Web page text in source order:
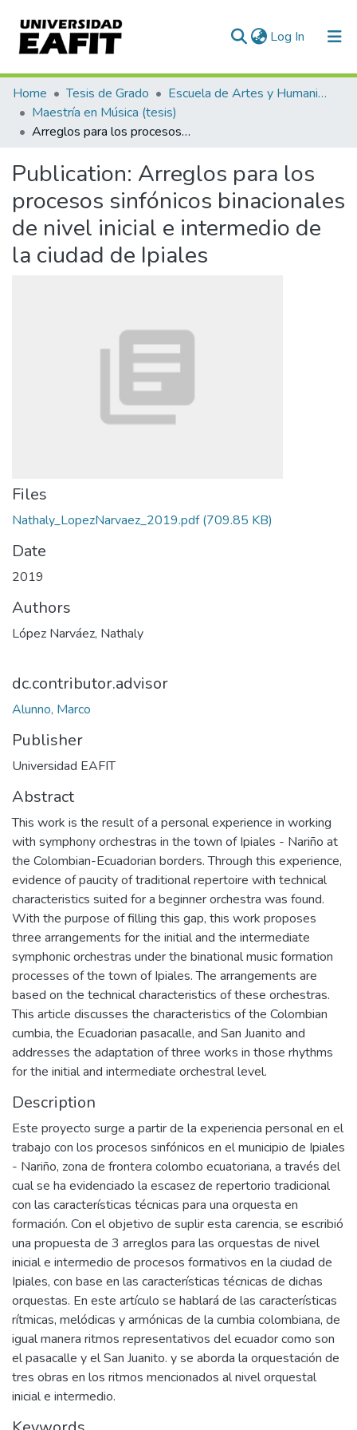
Log In (current)
Communities & Collections
All of DSpace
Home Tesis de Grado
Escuela de Artes y Humanidades
Maestría en Música (tesis)
Arreglos para los procesos sinfónicos binacionales de nivel inicial e intermedio de la ciudad de Ipiales
Publication: Arreglos para los
procesos sinfónicos binacionales
de nivel inicial e intermedio de
la ciudad de Ipiales
Files
Nathaly_LopezNarvaez_2019.pdf(709.85 KB)
Date
2019
Authors
López Narváez, Nathaly
dc.contributor.advisor
Alunno, Marco
Publisher
Universidad EAFIT
Abstract
This work is the result of a personal experience in working
with symphony orchestras in the town of Ipiales - Nariño at
the Colombian-Ecuadorian borders. Through this experience,
evidence of paucity of traditional repertoire with technical
characteristics suited for a beginner orchestra was found.
With the purpose of filling this gap, this work proposes
three arrangements for the initial and the intermediate
symphonic orchestras under the binational music formation
processes of the town of Ipiales. The arrangements are
based on the technical characteristics of these orchestras.
This article discusses the characteristics of the Colombian
cumbia, the Ecuadorian pasacalle, and San Juanito and
addresses the adaptation of three works in those rhythms
for the initial and intermediate orchestral level.
Description
Este proyecto surge a partir de la experiencia personal en el
trabajo con los procesos sinfónicos en el municipio de Ipiales
- Nariño, zona de frontera colombo ecuatoriana, a través del
cual se ha evidenciado la escasez de repertorio tradicional
con las características técnicas para una orquesta en
formación. Con el objetivo de suplir esta carencia, se escribió
una propuesta de 3 arreglos para las orquestas de nivel
inicial e intermedio de procesos formativos en la ciudad de
Ipiales, con base en las características técnicas de dichas
orquestas. En este artículo se hablará de las características
rítmicas, melódicas y armónicas de la cumbia colombiana, de
igual manera ritmos representativos del ecuador como son
el pasacalle y el San Juanito. y se aborda la orquestación de
tres obras en los ritmos mencionados al nivel orquestal
inicial e intermedio.